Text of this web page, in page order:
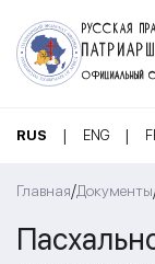
РУССКАЯ
ОФИЦИАЛЬНЫЙ
RUS | ENG |
Главная/Документы